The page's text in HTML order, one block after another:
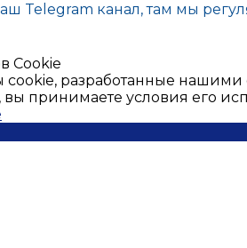
Telegram канал, там мы
Cookie
разработанные
вы принимаете условия его